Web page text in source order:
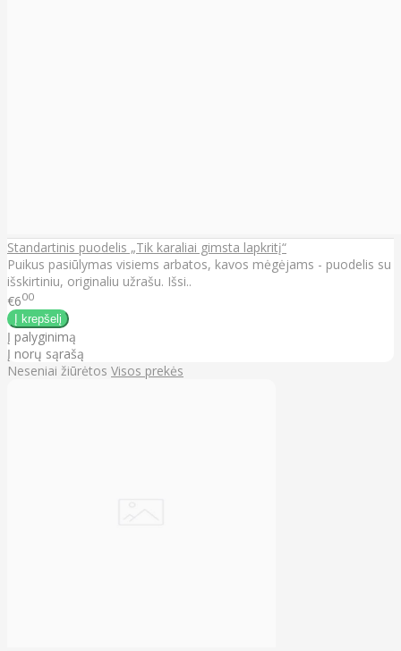
Standartinis puodelis „Tik karaliai gimsta lapkritį“
Puikus pasiūlymas visiems arbatos, kavos mėgėjams - puodelis su
išskirtiniu, originaliu užrašu. Išsi..
€600
Į palyginimą
Į norų sąrašą
Neseniai žiūrėtos Visos prekės